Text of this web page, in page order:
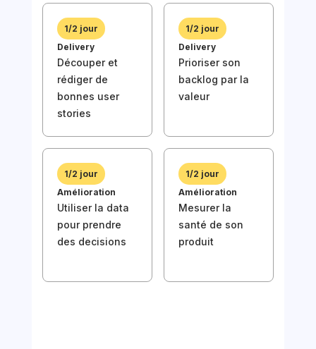
Delivery
1/2 jour
Découper et
rédiger de
bonnes user
stories
Delivery
1/2 jour
Prioriser son
backlog par la
valeur
Amélioration
1/2 jour
Utiliser la data
pour prendre
des decisions
Amélioration
1/2 jour
Mesurer la
santé de son
produit